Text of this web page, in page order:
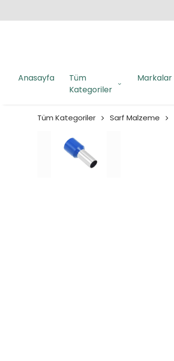
Anasayfa
Tüm
Kategoriler
Markalar
Tüm Kategoriler Sarf Malzeme